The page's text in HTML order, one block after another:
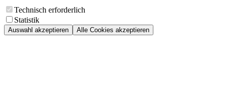
Technisch erforderlich
Statistik
Auswahl akzeptieren Alle Cookies akzeptieren